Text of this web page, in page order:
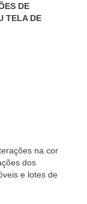
DE
TELA DE
na cor
dos
e lotes de